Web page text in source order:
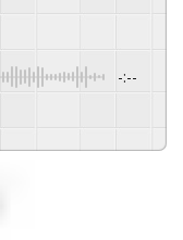
-:--
GSpeech